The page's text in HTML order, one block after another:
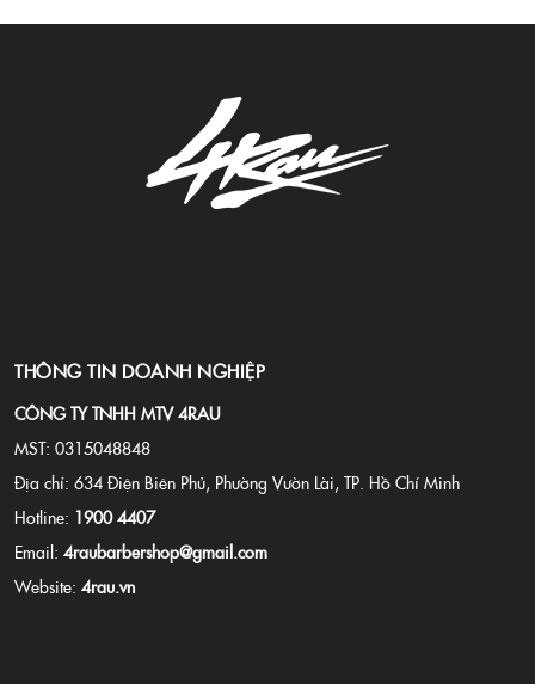
THÔNG TIN DOANH NGHIỆP
CÔNG TY TNHH MTV 4RAU
MST: 0315048848
Địa chỉ: 634 Điện Biên Phủ, Phường Vườn Lài, TP. Hồ Chí Minh
Hotline: 1900 4407
Email: 4raubarbershop@gmail.com
Website: 4rau.vn